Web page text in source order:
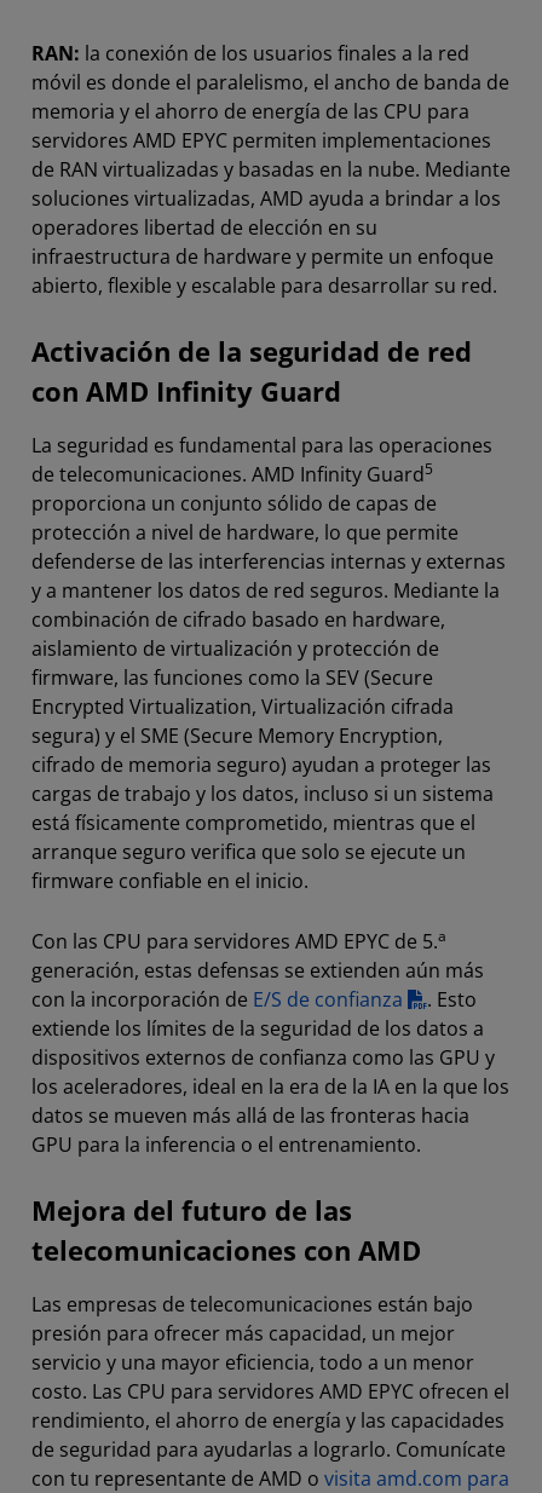
RAN: la conexión de los usuarios finales a la red
móvil es donde el paralelismo, el ancho de banda de
memoria y el ahorro de energía de las CPU para
servidores AMD EPYC permiten implementaciones
de RAN virtualizadas y basadas en la nube. Mediante
soluciones virtualizadas, AMD ayuda a brindar a los
operadores libertad de elección en su
infraestructura de hardware y permite un enfoque
abierto, flexible y escalable para desarrollar su red.
Activación de la seguridad de red
con AMD Infinity Guard
La seguridad es fundamental para las operaciones
de telecomunicaciones. AMD Infinity Guard5
proporciona un conjunto sólido de capas de
protección a nivel de hardware, lo que permite
defenderse de las interferencias internas y externas
y a mantener los datos de red seguros. Mediante la
combinación de cifrado basado en hardware,
aislamiento de virtualización y protección de
firmware, las funciones como la SEV (Secure
Encrypted Virtualization, Virtualización cifrada
segura) y el SME (Secure Memory Encryption,
cifrado de memoria seguro) ayudan a proteger las
cargas de trabajo y los datos, incluso si un sistema
está físicamente comprometido, mientras que el
arranque seguro verifica que solo se ejecute un
firmware confiable en el inicio.
Con las CPU para servidores AMD EPYC de 5.a
generación, estas defensas se extienden aún más
con la incorporación de E/S de confianza
. Esto
extiende los límites de la seguridad de los datos a
dispositivos externos de confianza como las GPU y
los aceleradores, ideal en la era de la IA en la que los
datos se mueven más allá de las fronteras hacia
GPU para la inferencia o el entrenamiento.
Mejora del futuro de las
telecomunicaciones con AMD
Las empresas de telecomunicaciones están bajo
presión para ofrecer más capacidad, un mejor
servicio y una mayor eficiencia, todo a un menor
costo. Las CPU para servidores AMD EPYC ofrecen el
rendimiento, el ahorro de energía y las capacidades
de seguridad para ayudarlas a lograrlo. Comunícate
con tu representante de AMD o visita amd.com para